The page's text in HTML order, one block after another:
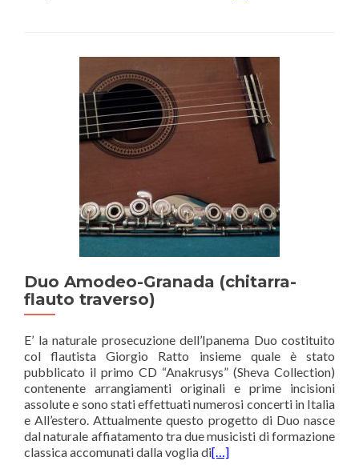
Duo Amodeo-Granada (chitarra-
flauto traverso)
E’ la naturale prosecuzione dell’Ipanema Duo costituito
col flautista Giorgio Ratto insieme quale è stato
pubblicato il primo CD “Anakrusys” (Sheva Collection)
contenente arrangiamenti originali e prime incisioni
assolute e sono stati effettuati numerosi concerti in Italia
e All’estero. Attualmente questo progetto di Duo nasce
dal naturale affiatamento tra due musicisti di formazione
classica accomunati dalla voglia di[…]